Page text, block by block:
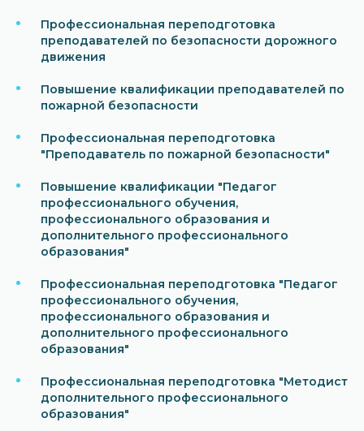
Профессиональная переподготовка
преподавателей по безопасности дорожного
движения
Повышение квалификации преподавателей по
пожарной безопасности
Профессиональная переподготовка
"Преподаватель по пожарной безопасности"
Повышение квалификации "Педагог
профессионального обучения,
профессионального образования и
дополнительного профессионального
образования"
Профессиональная переподготовка "Педагог
профессионального обучения,
профессионального образования и
дополнительного профессионального
образования"
Профессиональная переподготовка "Методист
дополнительного профессионального
образования"